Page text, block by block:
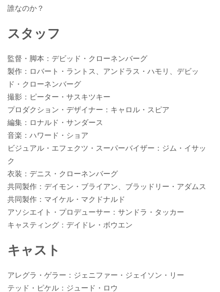
誰なのか？
スタッフ
監督・脚本：デビッド・クローネンバーグ
製作：ロバート・ラントス、アンドラス・ハモリ、デビッ
ド・クローネンバーグ
撮影：ピーター・サスキツキー
プロダクション・デザイナー：キャロル・スピア
編集：ロナルド・サンダース
音楽：ハワード・ショア
ビジュアル・エフェクツ・スーパーバイザー：ジム・イサッ
ク
衣装：デニス・クローネンバーグ
共同製作：デイモン・ブライアン、ブラッドリー・アダムス
共同製作：マイケル・マクドナルド
アソシエイト・プロデューサー：サンドラ・タッカー
キャスティング：デイドレ・ボウエン
キャスト
アレグラ・ゲラー：ジェニファー・ジェイソン・リー
テッド・ピケル：ジュード・ロウ